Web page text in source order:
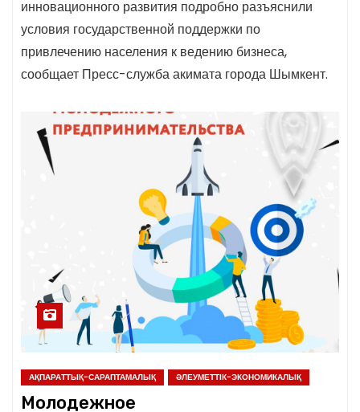
инновационного развития подробно разъяснили
условия государственной поддержки по
привлечению населения к ведению бизнеса,
сообщает Пресс-служба акимата города Шымкент.
АҚПАРАТТЫҚ-САРАПТАМАЛЫҚ ӘЛЕУМЕТТІК-ЭКОНОМИКАЛЫҚ
Молодежное